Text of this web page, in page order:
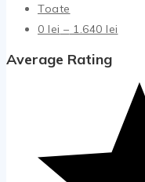
Toate
0 lei – 1.640 lei
0 lei
până
la
Average Rating